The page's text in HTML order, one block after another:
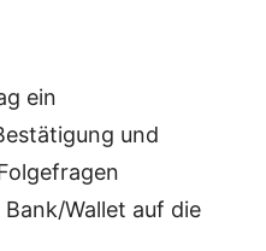
ein
und
Wallet auf die